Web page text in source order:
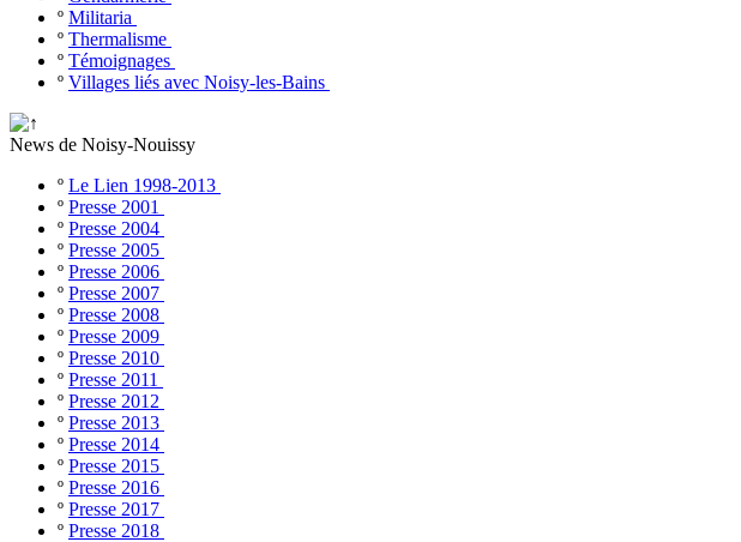
º Militaria
º Thermalisme
º Témoignages
º Villages liés avec Noisy-les-Bains
News de Noisy-Nouissy
º Le Lien 1998-2013
º Presse 2001
º Presse 2004
º Presse 2005
º Presse 2006
º Presse 2007
º Presse 2008
º Presse 2009
º Presse 2010
º Presse 2011
º Presse 2012
º Presse 2013
º Presse 2014
º Presse 2015
º Presse 2016
º Presse 2017
º Presse 2018